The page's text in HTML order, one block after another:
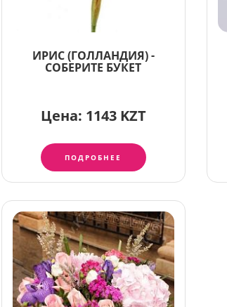
ИРИС (ГОЛЛАНДИЯ) -
СОБЕРИТЕ БУКЕТ
Цена: 1143 KZT
ПОДРОБНЕЕ